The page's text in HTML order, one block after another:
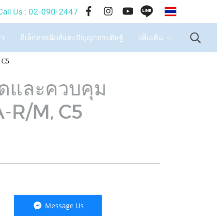
2447
อิเล็กทรอนิกส์และปัญญาประดิษฐ์ เพิ่มเติม
และควบคุม
R/M, C5
Message Us